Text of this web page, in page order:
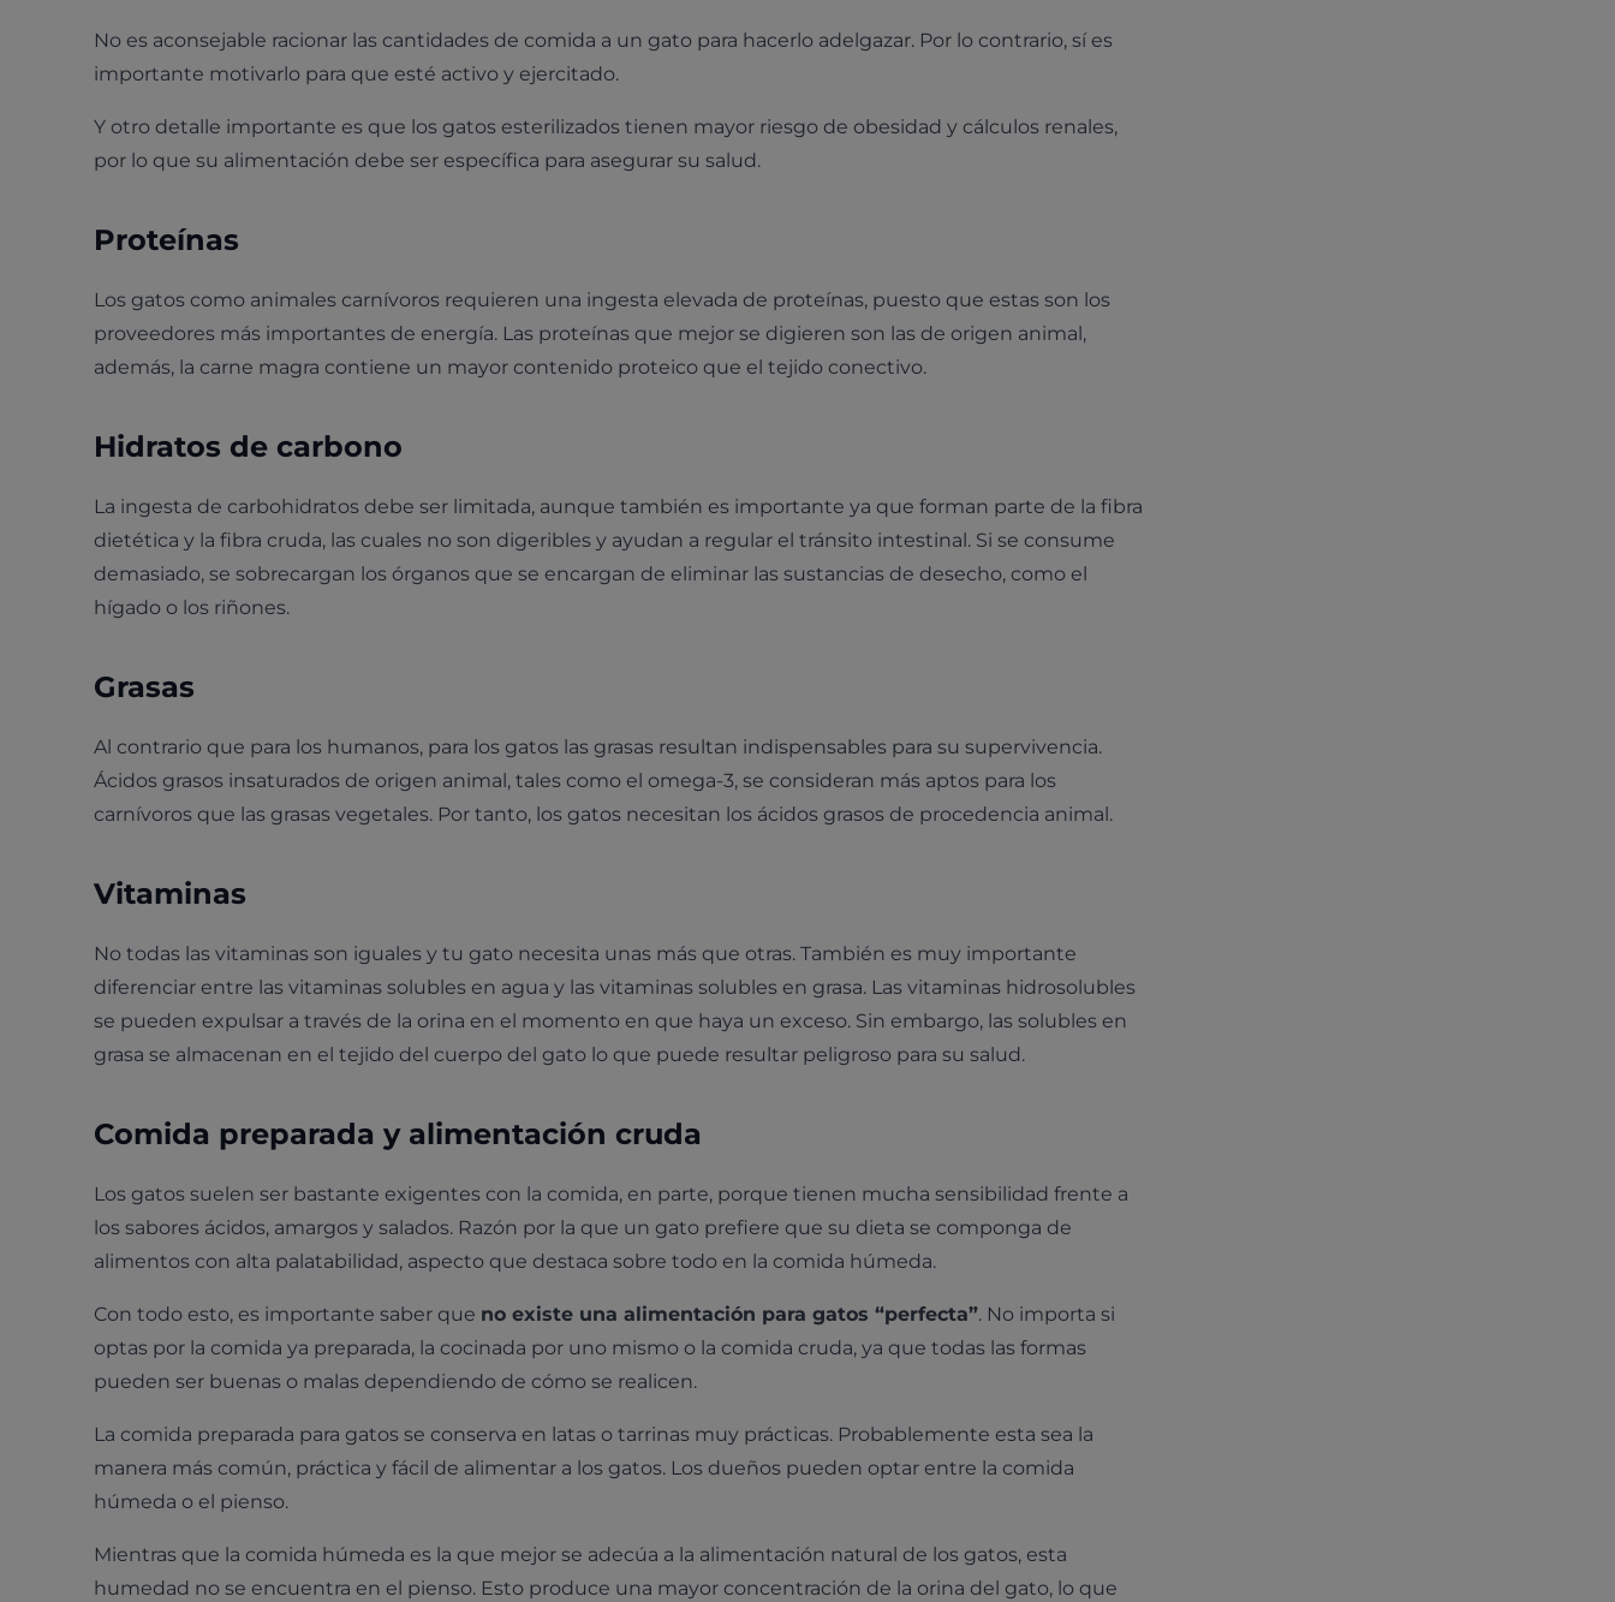
No es aconsejable racionar las cantidades de comida a un gato para hacerlo adelgazar. Por lo contrario, sí es
importante motivarlo para que esté activo y ejercitado.
Y otro detalle importante es que los gatos esterilizados tienen mayor riesgo de obesidad y cálculos renales,
por lo que su alimentación debe ser específica para asegurar su salud.
Proteínas
Los gatos como animales carnívoros requieren una ingesta elevada de proteínas, puesto que estas son los
proveedores más importantes de energía. Las proteínas que mejor se digieren son las de origen animal,
además, la carne magra contiene un mayor contenido proteico que el tejido conectivo.
Hidratos de carbono
La ingesta de carbohidratos debe ser limitada, aunque también es importante ya que forman parte de la fibra
dietética y la fibra cruda, las cuales no son digeribles y ayudan a regular el tránsito intestinal. Si se consume
demasiado, se sobrecargan los órganos que se encargan de eliminar las sustancias de desecho, como el
hígado o los riñones.
Grasas
Al contrario que para los humanos, para los gatos las grasas resultan indispensables para su supervivencia.
Ácidos grasos insaturados de origen animal, tales como el omega-3, se consideran más aptos para los
carnívoros que las grasas vegetales. Por tanto, los gatos necesitan los ácidos grasos de procedencia animal.
Vitaminas
No todas las vitaminas son iguales y tu gato necesita unas más que otras. También es muy importante
diferenciar entre las vitaminas solubles en agua y las vitaminas solubles en grasa. Las vitaminas hidrosolubles
se pueden expulsar a través de la orina en el momento en que haya un exceso. Sin embargo, las solubles en
grasa se almacenan en el tejido del cuerpo del gato lo que puede resultar peligroso para su salud.
Comida preparada y alimentación cruda
Los gatos suelen ser bastante exigentes con la comida, en parte, porque tienen mucha sensibilidad frente a
los sabores ácidos, amargos y salados. Razón por la que un gato prefiere que su dieta se componga de
alimentos con alta palatabilidad, aspecto que destaca sobre todo en la comida húmeda.
Con todo esto, es importante saber que no existe una alimentación para gatos “perfecta”. No importa si
optas por la comida ya preparada, la cocinada por uno mismo o la comida cruda, ya que todas las formas
pueden ser buenas o malas dependiendo de cómo se realicen.
La comida preparada para gatos se conserva en latas o tarrinas muy prácticas. Probablemente esta sea la
manera más común, práctica y fácil de alimentar a los gatos. Los dueños pueden optar entre la comida
húmeda o el pienso.
Mientras que la comida húmeda es la que mejor se adecúa a la alimentación natural de los gatos, esta
humedad no se encuentra en el pienso. Esto produce una mayor concentración de la orina del gato, lo que